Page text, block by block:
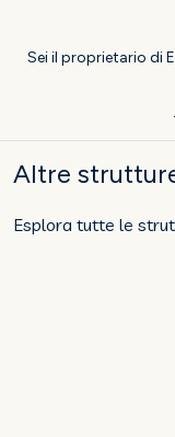
Sei il proprietario di
Altre
Esplora tutte le